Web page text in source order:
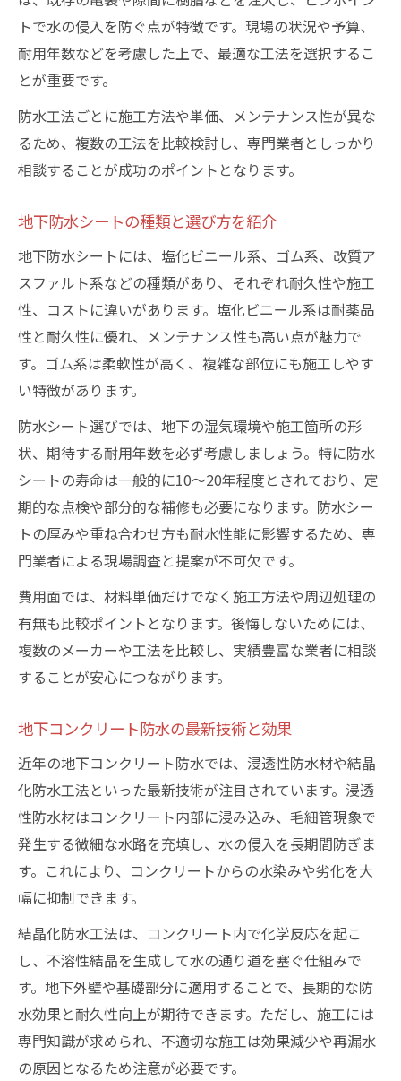
トで水の侵入を防ぐ点が特徴です。現場の状況や予算、
耐用年数などを考慮した上で、最適な工法を選択するこ
とが重要です。
防水工法ごとに施工方法や単価、メンテナンス性が異な
るため、複数の工法を比較検討し、専門業者としっかり
相談することが成功のポイントとなります。
地下防水シートの種類と選び方を紹介
地下防水シートには、塩化ビニール系、ゴム系、改質ア
スファルト系などの種類があり、それぞれ耐久性や施工
性、コストに違いがあります。塩化ビニール系は耐薬品
性と耐久性に優れ、メンテナンス性も高い点が魅力で
す。ゴム系は柔軟性が高く、複雑な部位にも施工しやす
い特徴があります。
防水シート選びでは、地下の湿気環境や施工箇所の形
状、期待する耐用年数を必ず考慮しましょう。特に防水
シートの寿命は一般的に10～20年程度とされており、定
期的な点検や部分的な補修も必要になります。防水シー
トの厚みや重ね合わせ方も耐水性能に影響するため、専
門業者による現場調査と提案が不可欠です。
費用面では、材料単価だけでなく施工方法や周辺処理の
有無も比較ポイントとなります。後悔しないためには、
複数のメーカーや工法を比較し、実績豊富な業者に相談
することが安心につながります。
地下コンクリート防水の最新技術と効果
近年の地下コンクリート防水では、浸透性防水材や結晶
化防水工法といった最新技術が注目されています。浸透
性防水材はコンクリート内部に浸み込み、毛細管現象で
発生する微細な水路を充填し、水の侵入を長期間防ぎま
す。これにより、コンクリートからの水染みや劣化を大
幅に抑制できます。
結晶化防水工法は、コンクリート内で化学反応を起こ
し、不溶性結晶を生成して水の通り道を塞ぐ仕組みで
す。地下外壁や基礎部分に適用することで、長期的な防
水効果と耐久性向上が期待できます。ただし、施工には
専門知識が求められ、不適切な施工は効果減少や再漏水
の原因となるため注意が必要です。